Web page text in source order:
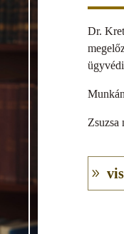
Dr.
Zsuzsa